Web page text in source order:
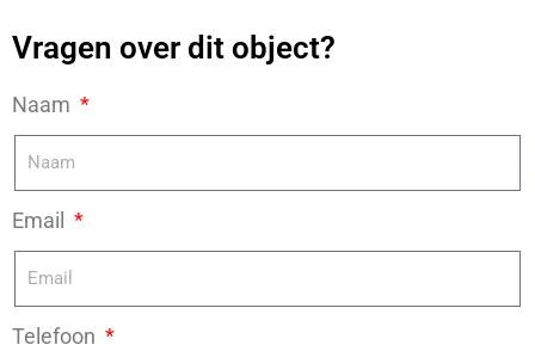
Vragen over dit object?
Naam
Email
Telefoon